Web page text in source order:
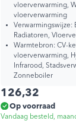
vloerverwarming,
vloerverwarming
Verwarmingswijze:
Radiatoren,
Warmtebron: CV-
vloerverwarming,
Infrarood,
Zonneboiler
126,32
Op voorraad
Vandaag besteld,